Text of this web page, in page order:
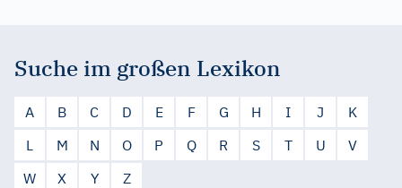
Suche im großen Lexikon
A B C D E F G H I J
K
L
M N O P Q R S T U
V
W
X Y Z